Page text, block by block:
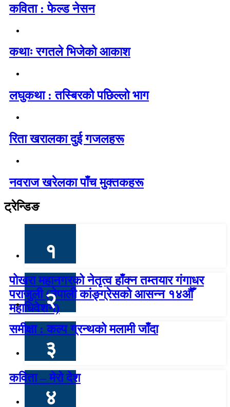
कविता : फेल्ड नेसन
कथाः रगतले भिजेको आकाश
लघुकथा : तस्बिरको पछिल्लो भाग
रिता खरालका दुई गजलहरू
नवराज खरेलका पाँच मुक्तकहरू
ट्रेन्डिङ
१
पोखरा महानगरको नेतृत्व हाँक्न तम्तयार गंगाधर
पराजुली (नेपाली कांङ्ग्रेसको आसन्न १४औँ
महाधिवेशन)
२
समीक्षा : कल्प ग्रन्थको मलामी जाँदा
३
कविता – मेरो देश
४